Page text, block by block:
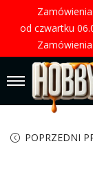
od czwartku
POPRZEDNI